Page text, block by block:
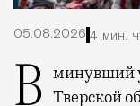
05.08.2026 4 мин.
В минувший уикенд маленькая Старица в Тверской